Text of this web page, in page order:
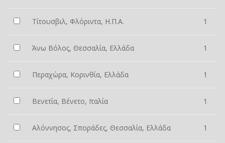
Τίτουσβιλ, Φλόριντα, Η.Π.Α. 1
Άνω Βόλος, Θεσσαλία, Ελλάδα 1
Περαχώρα, Κορινθία, Ελλάδα 1
Βενετία, Βένετο, Ιταλία 1
Αλόννησος, Σποράδες, Θεσσαλία, Ελλάδα 1